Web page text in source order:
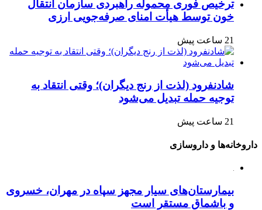
ترخیص فوری محموله راهبردی سازمان انتقال
خون توسط هیأت امنای صرفه‌جویی ارزی
21 ساعت پیش
شادنفرود (لذت از رنج دیگران)؛ وقتی انتقاد به
توجیه حمله تبدیل می‌شود
21 ساعت پیش
داروخانه‌ها و داروسازی
بیمارستان‌های سیار مجهز سپاه در مهران، خسروی
و باشماق مستقر است